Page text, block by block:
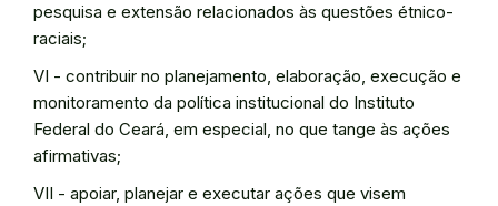
pesquisa e extensão relacionados às questões étnico-
raciais;
VI - contribuir no planejamento, elaboração, execução e
monitoramento da política institucional do Instituto
Federal do Ceará, em especial, no que tange às ações
afirmativas;
VII - apoiar, planejar e executar ações que visem